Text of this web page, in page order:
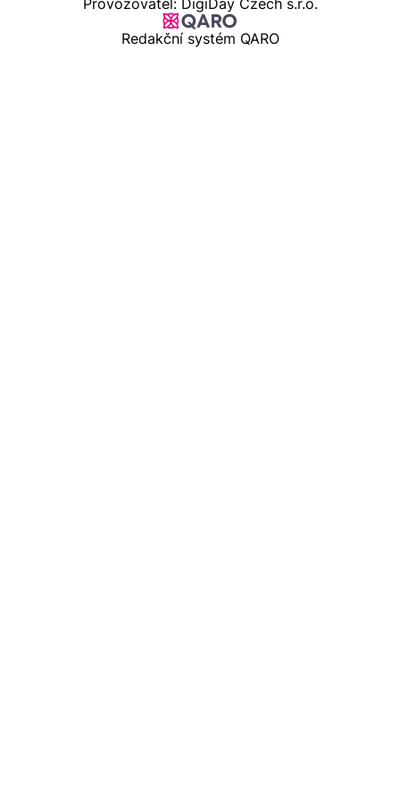
Provozovatel: DigiDay Czech s.r.o.
Redakční systém QARO